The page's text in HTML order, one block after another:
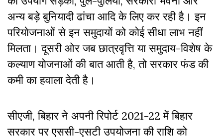
अन्य बड़े बुनियादी ढांचा आदि के लिए कर रही है। इन
परियाेजनाओं से इन समुदायों को कोई सीधा लाभ नहीं
मिलता। दूसरी ओर जब छात्रवृत्ति या समुदाय-विशेष के
कल्याण योजनाओं की बात आती है, तो सरकार फंड की
कमी का हवाला देती है।
सीएजी, बिहार ने अपनी रिपोर्ट 2021-22 में बिहार
सरकार पर एससी-एसटी उपयोजना की राशि को